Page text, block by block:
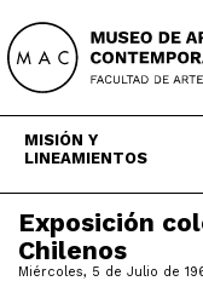
content
MISIÓN Y
LINEAMIENTOS
Exposición
Chilenos
Miércoles, 5 de Julio de